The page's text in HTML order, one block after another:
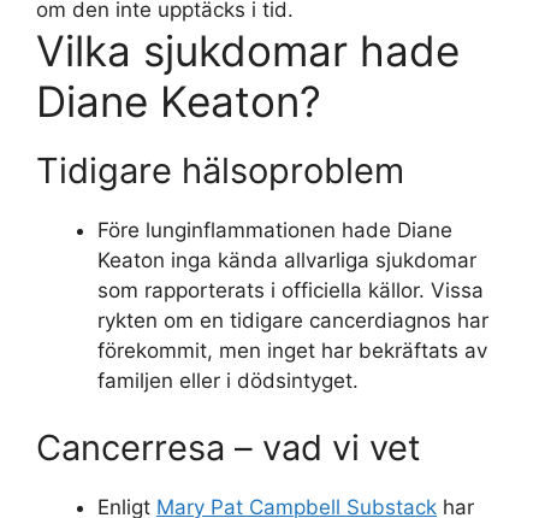
om den inte upptäcks i tid.
Vilka sjukdomar hade
Diane Keaton?
Tidigare hälsoproblem
Före lunginflammationen hade Diane
Keaton inga kända allvarliga sjukdomar
som rapporterats i officiella källor. Vissa
rykten om en tidigare cancerdiagnos har
förekommit, men inget har bekräftats av
familjen eller i dödsintyget.
Cancerresa – vad vi vet
Enligt Mary Pat Campbell Substack har